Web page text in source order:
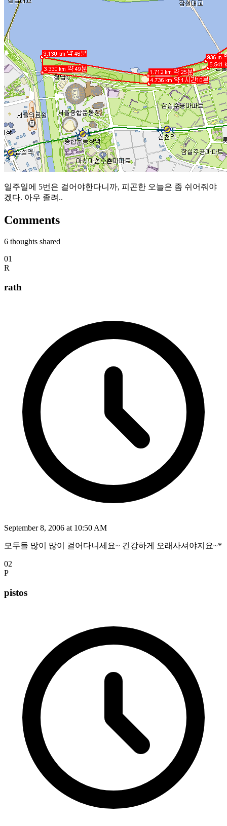
일주일에 5번은 걸어야한다니까, 피곤한 오늘은 좀 쉬어줘야
겠다. 아우 졸려..
Comments
6 thoughts shared
01
R
rath
September 8, 2006 at 10:50 AM
모두들 많이 많이 걸어다니세요~ 건강하게 오래사셔야지요~*
02
P
pistos